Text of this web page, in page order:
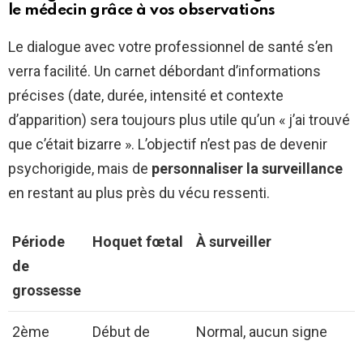
le médecin grâce à vos observations
Le dialogue avec votre professionnel de santé s’en
verra facilité. Un carnet débordant d’informations
précises (date, durée, intensité et contexte
d’apparition) sera toujours plus utile qu’un « j’ai trouvé
que c’était bizarre ». L’objectif n’est pas de devenir
psychorigide, mais de personnaliser la surveillance
en restant au plus près du vécu ressenti.
Période
de
grossesse
Hoquet fœtal À surveiller
2ème
Début de
Normal, aucun signe